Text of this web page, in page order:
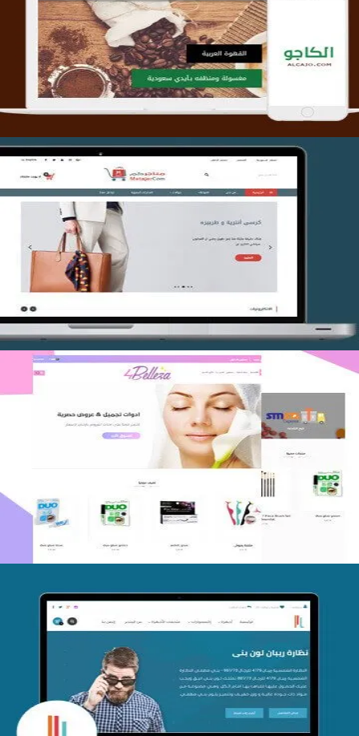
تصميم متجر الكاجو
التفاصيل
تصميم متجر متاجركم
اعادة تصميم متجر فوربليزا
التفاصيل
تصميم متجر اي كير
التفاصيل